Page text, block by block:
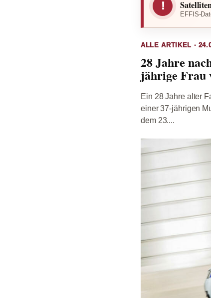
!
EFFIS-
ALLE ARTIKEL ·
28 Jahre
jährige Frau
Ein 28 Jahre alter
einer 37-jährigen
dem 23....